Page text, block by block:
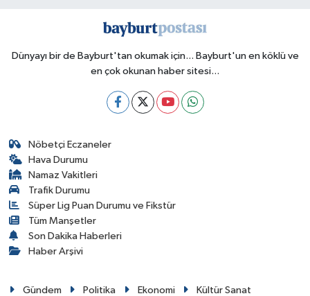
Dünyayı bir de Bayburt'tan okumak için... Bayburt'un en köklü ve
en çok okunan haber sitesi...
Nöbetçi Eczaneler
Hava Durumu
Namaz Vakitleri
Trafik Durumu
Süper Lig Puan Durumu ve Fikstür
Tüm Manşetler
Son Dakika Haberleri
Haber Arşivi
Gündem Politika Ekonomi Kültür Sanat